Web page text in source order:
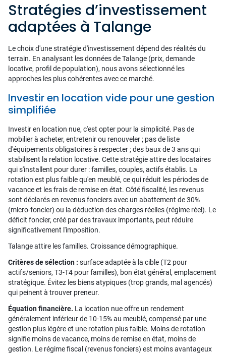
Stratégies d’investissement
adaptées à Talange
Le choix d'une stratégie d'investissement dépend des réalités du
terrain. En analysant les données de Talange (prix, demande
locative, profil de population), nous avons sélectionné les
approches les plus cohérentes avec ce marché.
Investir en location vide pour une gestion
simplifiée
Investir en location nue, c'est opter pour la simplicité. Pas de
mobilier à acheter, entretenir ou renouveler ; pas de liste
d'équipements obligatoires à respecter ; des baux de 3 ans qui
stabilisent la relation locative. Cette stratégie attire des locataires
qui s'installent pour durer : familles, couples, actifs établis. La
rotation est plus faible qu'en meublé, ce qui réduit les périodes de
vacance et les frais de remise en état. Côté fiscalité, les revenus
sont déclarés en revenus fonciers avec un abattement de 30%
(micro-foncier) ou la déduction des charges réelles (régime réel). Le
déficit foncier, créé par des travaux importants, peut réduire
significativement l'imposition.
Talange attire les familles. Croissance démographique.
Critères de sélection : surface adaptée à la cible (T2 pour
actifs/seniors, T3-T4 pour familles), bon état général, emplacement
stratégique. Évitez les biens atypiques (trop grands, mal agencés)
qui peinent à trouver preneur.
Équation financière. La location nue offre un rendement
généralement inférieur de 10-15% au meublé, compensé par une
gestion plus légère et une rotation plus faible. Moins de rotation
signifie moins de vacance, moins de remise en état, moins de
gestion. Le régime fiscal (revenus fonciers) est moins avantageux